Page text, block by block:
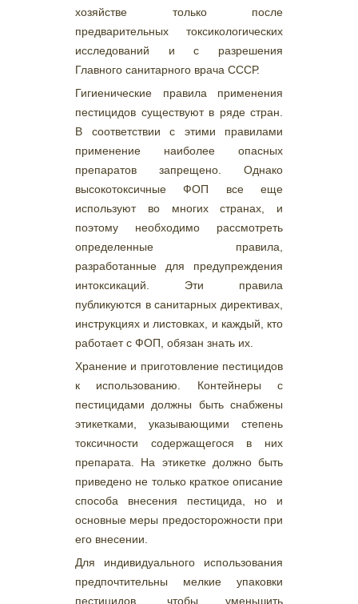
хозяйстве только после
предварительных токсикологических
исследований и с разрешения
Главного санитарного врача СССР.
Гигиенические правила применения
пестицидов существуют в ряде стран.
В соответствии с этими правилами
применение наиболее опасных
препаратов запрещено. Однако
высокотоксичные ФОП все еще
используют во многих странах, и
поэтому необходимо рассмотреть
определенные правила,
разработанные для предупреждения
интоксикаций. Эти правила
публикуются в санитарных директивах,
инструкциях и листовках, и каждый, кто
работает с ФОП, обязан знать их.
Хранение и приготовление пестицидов
к использованию. Контейнеры с
пестицидами должны быть снабжены
этикетками, указывающими степень
токсичности содержащегося в них
препарата. На этикетке должно быть
приведено не только краткое описание
способа внесения пестицида, но и
основные меры предосторожности при
его внесении.
Для индивидуального использования
предпочтительны мелкие упаковки
пестицидов, чтобы уменьшить